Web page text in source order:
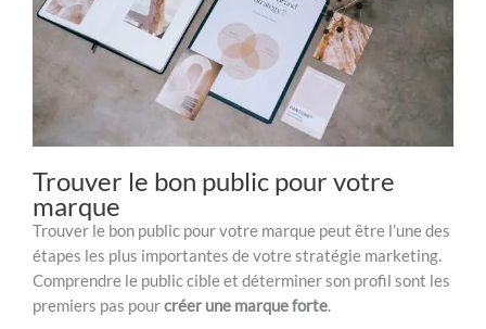
Trouver le bon public pour votre
marque
Trouver le bon public pour votre marque peut être l’une des
étapes les plus importantes de votre stratégie marketing.
Comprendre le public cible et déterminer son profil sont les
premiers pas pourcréer une marque forte.